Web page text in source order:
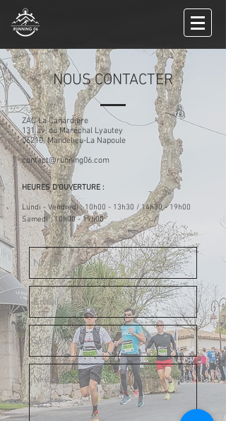
NOUS CONTACTER
ZAC La Canardière
131 av. du Maréchal Lyautey
06210, Mandelieu-La Napoule
contact@running06.com
HEURES D'OUVERTURE :
Lundi - Vendredi : 10h00 - 13h30 / 14h30 - 19h00
Samedi : 10h00 - 19h00